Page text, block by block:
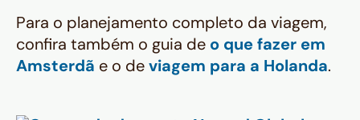
Para o planejamento completo da viagem,
confira também o guia de o que fazer em
Amsterdã e o deviagem para a Holanda.